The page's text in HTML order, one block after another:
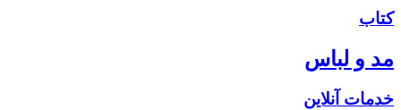
کتاب
مد و لباس
خدمات آنلاین